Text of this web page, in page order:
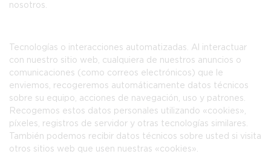
nosotros.
Tecnologías o interacciones automatizadas. Al interactuar
con nuestro sitio web, cualquiera de nuestros anuncios o
comunicaciones (como correos electrónicos) que le
enviemos, recogeremos automáticamente datos técnicos
sobre su equipo, acciones de navegación, uso y patrones.
Recogemos estos datos personales utilizando «cookies»,
píxeles, registros de servidor y otras tecnologías similares.
También podemos recibir datos técnicos sobre usted si visita
otros sitios web que usen nuestras «cookies».